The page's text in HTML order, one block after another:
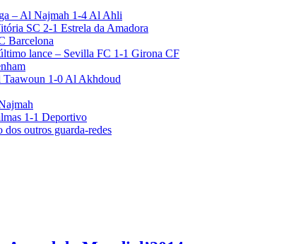
– Al Najmah 1-4 Al Ahli
SC 2-1 Estrela da Amadora
Barcelona
lance – Sevilla FC 1-1 Girona CF
Taawoun 1-0 Al Akhdoud
1-1 Deportivo
outros guarda-redes